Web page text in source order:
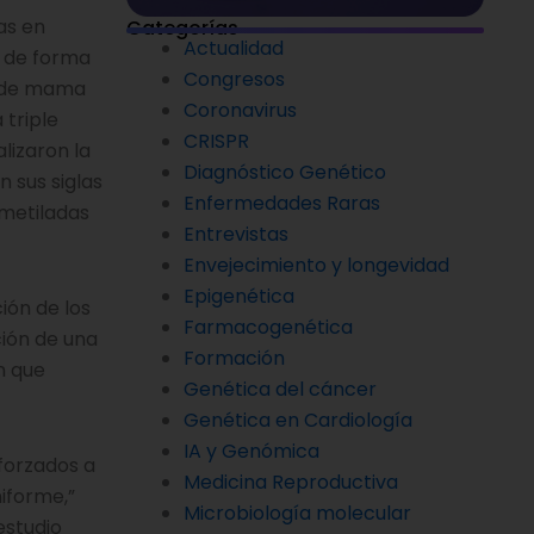
en
forma
mama
triple
la
sus siglas
de los
de una
que
a
Categorías
Actualidad
Congresos
Coronavirus
CRISPR
Diagnóstico Genético
Enfermedades Raras
Entrevistas
Envejecimiento y longevidad
Epigenética
Farmacogenética
Formación
Genética del cáncer
Genética en Cardiología
IA y Genómica
Medicina Reproductiva
Microbiología molecular